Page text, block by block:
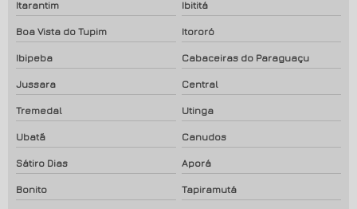
Itarantim Ibititá
Boa Vista do Tupim Itororó
Ibipeba Cabaceiras do Paraguaçu
Jussara Central
Tremedal Utinga
Ubatã Canudos
Sátiro Dias Aporá
Bonito Tapiramutá